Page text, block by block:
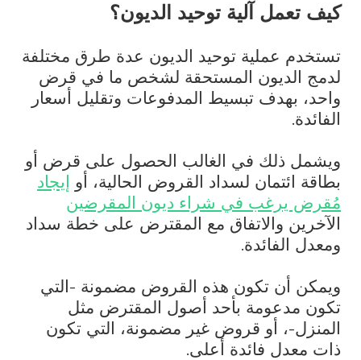
كيف تعمل آلية توحيد الديون؟
تستخدم عملية توحيد الديون عدة طرق مختلفة
لدمج الديون المستحقة لشخص ما في قرض
واحد، بهدف تبسيط المدفوعات وتقليل أسعار
الفائدة.
ويشمل ذلك في الغالب الحصول على قرض أو
بطاقة ائتمان لسداد القروض الحالية، أو إيجاد
مُقرض يرغب في شراء ديون المقرضين
الآخرين والاتفاق مع المقترض على خطة سداد
ومعدل الفائدة.
ويمكن أن تكون هذه القروض مضمونة -التي
تكون مدعومة بأحد أصول المقترض مثل
المنزل-، أو قروض غير مضمونة، التي تكون
ذات معدل فائدة أعلى.